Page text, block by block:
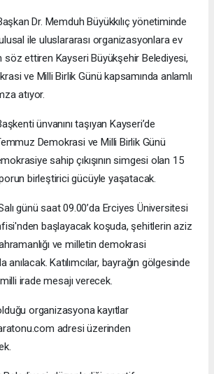
Dr. Memduh Büyükkılıç yönetiminde
ile uluslararası organizasyonlara ev
söz ettiren Kayseri Büyükşehir Belediyesi,
ve Milli Birlik Günü kapsamında anlamlı
atıyor.
ünvanını taşıyan Kayseri’de
Demokrasi ve Milli Birlik Günü
sahip çıkışının simgesi olan 15
birleştirici gücüyle yaşatacak.
günü saat 09.00’da Erciyes Üniversitesi
başlayacak koşuda, şehitlerin aziz
ve milletin demokrasi
anılacak. Katılımcılar, bayrağın gölgesinde
irade mesajı verecek.
organizasyona kayıtlar
adresi üzerinden